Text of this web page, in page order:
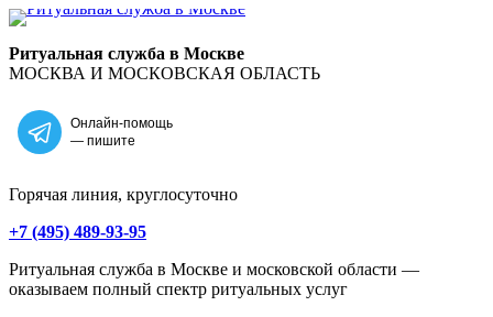
Главная
Ритуальная служба в Москве
МОСКВА И МОСКОВСКАЯ ОБЛАСТЬ
Онлайн-помощь
— пишите
Горячая линия, круглосуточно
+7 (495) 489-93-95
Ритуальная служба в Москве и московской области —
оказываем полный спектр ритуальных услуг